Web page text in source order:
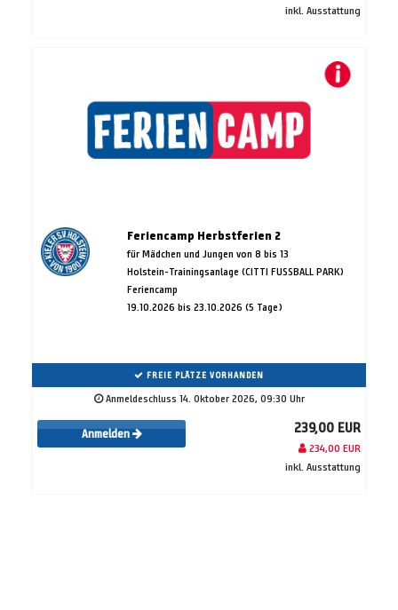
inkl. Ausstattung
Feriencamp Herbstferien 2
für Mädchen und Jungen von 8 bis 13
Holstein-Trainingsanlage (CITTI FUSSBALL PARK)
Feriencamp
19.10.2026 bis 23.10.2026 (5 Tage)
FREIE PLÄTZE VORHANDEN
Anmeldeschluss 14. Oktober 2026, 09:30 Uhr
Anmelden 239,00 EUR
234,00 EUR
inkl. Ausstattung